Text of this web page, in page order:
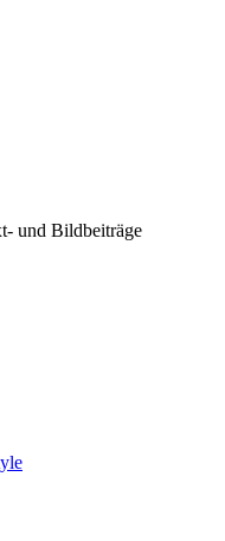
und Bildbeiträge